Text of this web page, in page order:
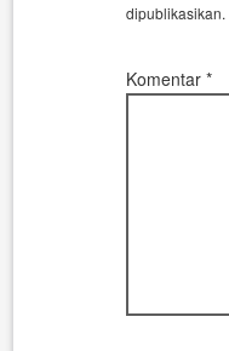
dipublikasikan.
Komentar*